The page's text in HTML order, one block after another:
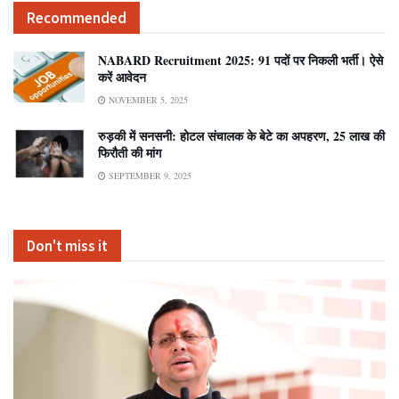
Recommended
NABARD Recruitment 2025: 91 पदों पर निकली भर्ती। ऐसे
करें आवेदन
NOVEMBER 5, 2025
रुड़की में सनसनी: होटल संचालक के बेटे का अपहरण, 25 लाख की
फिरौती की मांग
SEPTEMBER 9, 2025
Don't miss it